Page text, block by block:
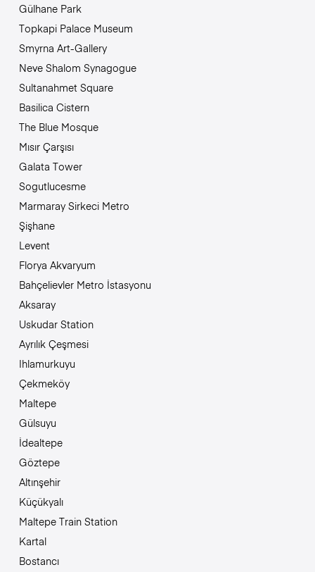
Gülhane Park
Topkapi Palace Museum
Smyrna Art-Gallery
Neve Shalom Synagogue
Sultanahmet Square
Basilica Cistern
The Blue Mosque
Mısır Çarşısı
Galata Tower
Sogutlucesme
Marmaray Sirkeci Metro
Şişhane
Levent
Florya Akvaryum
Bahçelievler Metro İstasyonu
Aksaray
Uskudar Station
Ayrılık Çeşmesi
Ihlamurkuyu
Çekmeköy
Maltepe
Gülsuyu
İdealtepe
Göztepe
Altınşehir
Küçükyalı
Maltepe Train Station
Kartal
Bostancı